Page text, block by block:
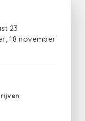
23
18 november